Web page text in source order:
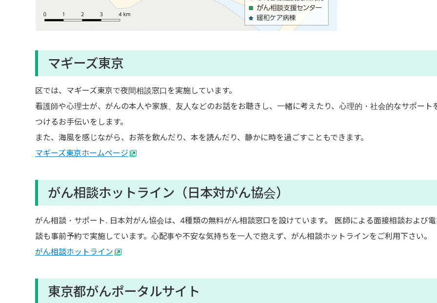
マギーズ東京
区では、マギーズ東京で夜間相談窓口を実施しています。
看護師や心理士が、がんの本人や家族、友人などのお話をお聴きし、一緒に考えたり、心理的・社会的なサポート
つけるお手伝いをします。
また、海風を感じながら、お茶を飲んだり、本を読んだり、静かに時を過ごすこともできます。
マギーズ東京ホームページ
がん相談ホットライン（日本対がん協会）
がん相談・サポート. 日本対がん協会は、4種類の無料がん相談窓口を設けています。 医師による面接相談および
談も事前予約で実施しています。心配事や不安な気持ちを一人で抱えず、がん相談ホットラインをご利用下さい。
がん相談ホットライン
東京都がんポータルサイト